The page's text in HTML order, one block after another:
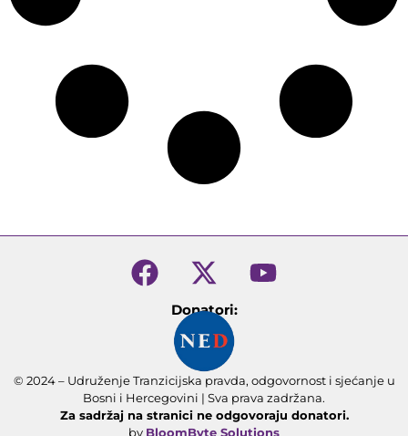
Donatori:
© 2024 – Udruženje Tranzicijska pravda, odgovornost i sjećanje u
Bosni i Hercegovini | Sva prava zadržana.
Za sadržaj na stranici ne odgovoraju donatori.
by BloomByte Solutions